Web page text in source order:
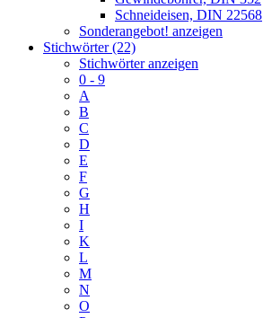
Schneideisen, DIN 22568
Sonderangebot! anzeigen
Stichwörter (22)
Stichwörter anzeigen
0 - 9
A
B
C
D
E
F
G
H
I
K
L
M
N
O